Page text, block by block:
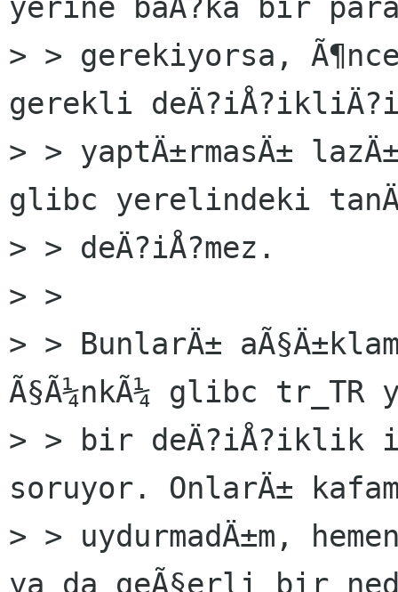
yerine baÅ?ka bir
> > gerekiyorsa,
gerekli
> > yaptÄ±rmasÄ±
glibc yerelindeki
> > deÄ?iÅ?mez.
> >
> > BunlarÄ±
Ã§Ã¼nkÃ¼ glibc tr_TR
> > bir deÄ?iÅ?iklik
soruyor. OnlarÄ±
> > uydurmadÄ±m,
ya da geÃ§erli bir